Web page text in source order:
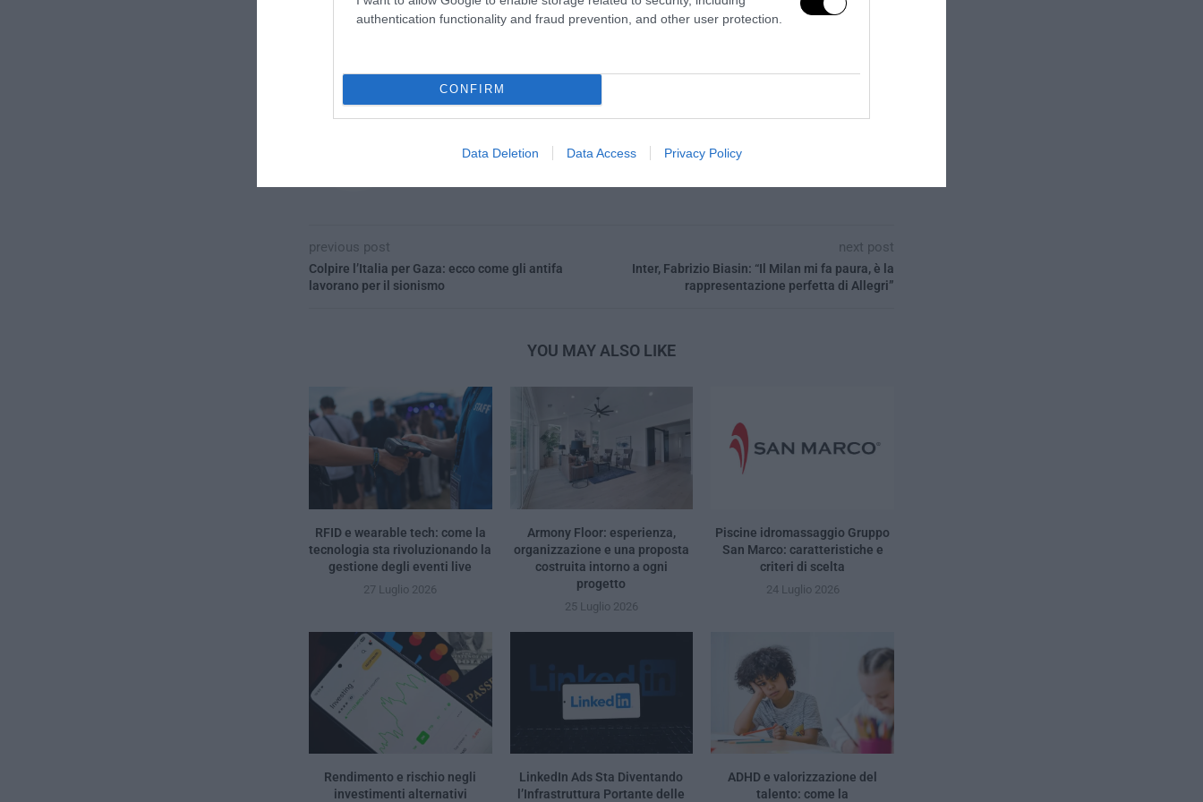
authentication functionality and fraud prevention, and other user protection.
CONFIRM
Data Deletion Data Access Privacy Policy
LA REDAZIONE
previous post
Colpire l’Italia per Gaza: ecco come gli antifa
lavorano per il sionismo
next post
Inter, Fabrizio Biasin: “Il Milan mi fa paura, è la
rappresentazione perfetta di Allegri”
YOU MAY ALSO LIKE
RFID e wearable tech: come la
tecnologia sta rivoluzionando la
gestione degli eventi live
27 Luglio 2026
Armony Floor: esperienza,
organizzazione e una proposta
costruita intorno a ogni
progetto
25 Luglio 2026
Piscine idromassaggio Gruppo
San Marco: caratteristiche e
criteri di scelta
24 Luglio 2026
Rendimento e rischio negli
investimenti alternativi
LinkedIn Ads Sta Diventando
l’Infrastruttura Portante delle
ADHD e valorizzazione del
talento: come la